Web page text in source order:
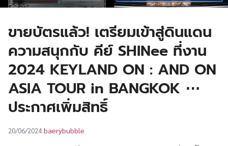
ขายบัตรแล้ว! เตรียมเข้าสู่ดินแดน
ความสนุกกับ คีย์ SHINee ที่งาน
2024 KEYLAND ON : AND ON
ASIA TOUR in BANGKOK ⋯
ประกาศเพิ่มสิทธิ์
20/06/2024 baerybubble